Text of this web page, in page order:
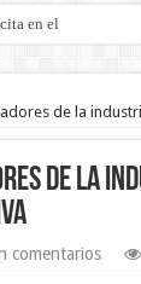
en el nuevo DS
de la
de la
comentarios